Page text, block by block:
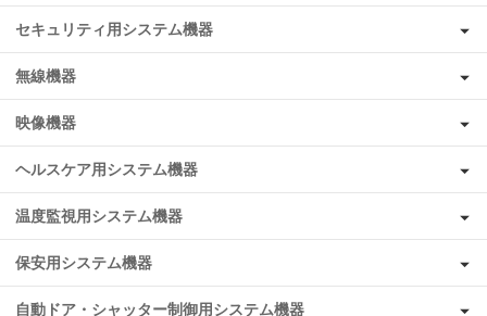
セキュリティ用システム機器
無線機器
映像機器
ヘルスケア用システム機器
温度監視用システム機器
保安用システム機器
自動ドア・シャッター制御用システム機器